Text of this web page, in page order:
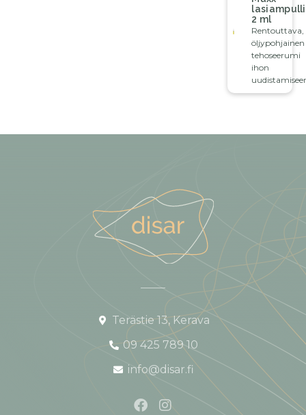
lasiampulli
2 ml
Rentouttava,
öljypohjainen
tehoseerumi
ihon
Terästie 13, Kerava
09 425 789 10
info@disar.fi